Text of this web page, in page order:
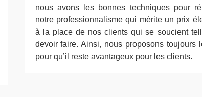
nous avons les bonnes techniques pour
notre professionnalisme qui mérite un prix
à la place de nos clients qui se soucient
devoir faire. Ainsi, nous proposons toujours
pour qu’il reste avantageux pour les clients.